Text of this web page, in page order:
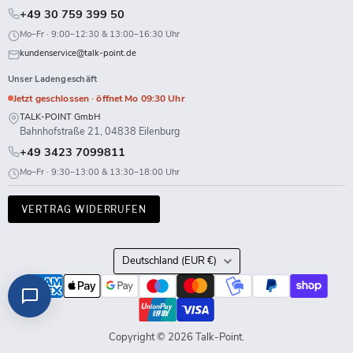
+49 30 759 399 50
Mo–Fr · 9:00–12:30 & 13:00–16:30 Uhr
kundenservice@talk-point.de
Unser Ladengeschäft
Jetzt geschlossen · öffnet Mo 09:30 Uhr
TALK-POINT GmbH
Bahnhofstraße 21, 04838 Eilenburg
+49 3423 7099811
Mo–Fr · 9:30–13:00 & 13:30–18:00 Uhr
VERTRAG WIDERRUFEN
Land
Deutschland (EUR €)
Copyright © 2026 Talk-Point.